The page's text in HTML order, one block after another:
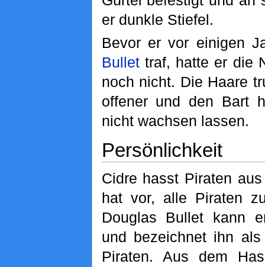
er dunkle Stiefel.
Bevor er vor einigen
Bullettraf, hatte er die
noch nicht. Die Haare
offener und den Bart
nicht wachsen lassen.
Persönlichkeit
Cidre hasst Piraten
hat vor, alle Piraten
Douglas Bullet kann
und bezeichnet ihn
Piraten. Aus dem